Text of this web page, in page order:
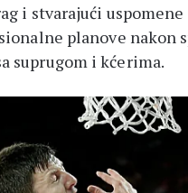
i stvarajući
planove nakon
suprugom i kćerima.